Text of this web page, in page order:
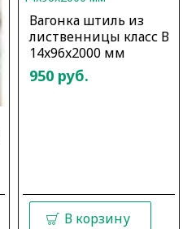
Вагонка штиль из
лиственницы класс В
14x96x2000 мм
950 руб.
В корзину